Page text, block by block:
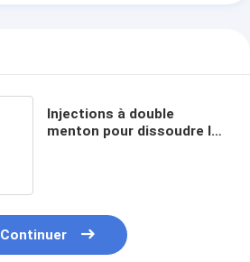
Injections à double
menton pour dissoudre la
Continuer